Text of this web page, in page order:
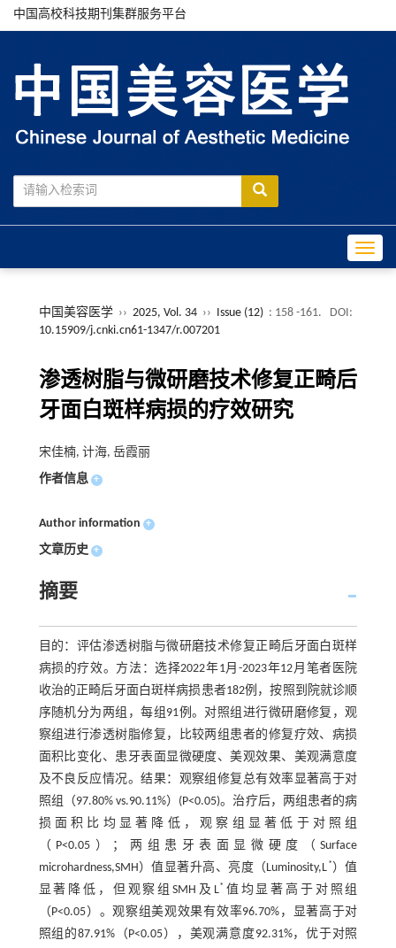
中国高校科技期刊集群服务平台
中国美容医学 ›› 2025, Vol. 34 ›› Issue (12) : 158 -161.
DOI:
10.15909/j.cnki.cn61-1347/r.007201
渗透树脂与微研磨技术修复正畸后
牙面白斑样病损的疗效研究
宋佳楠, 计海, 岳霞丽
作者信息 +
Author information +
文章历史 +
摘要
目的：评估渗透树脂与微研磨技术修复正畸后牙面白斑样
病损的疗效。方法：选择2022年1月-2023年12月笔者医院
收治的正畸后牙面白斑样病损患者182例，按照到院就诊顺
序随机分为两组，每组91例。对照组进行微研磨修复，观
察组进行渗透树脂修复，比较两组患者的修复疗效、病损
面积比变化、患牙表面显微硬度、美观效果、美观满意度
及不良反应情况。结果：观察组修复总有效率显著高于对
照组（97.80% vs.90.11%）(P<0.05)。治疗后，两组患者的病
损面积比均显著降低，观察组显著低于对照组
（P<0.05）；两组患牙表面显微硬度（Surface
microhardness,SMH）值显著升高、亮度（Luminosity,L*）值
显著降低，但观察组SMH及L* 值均显著高于对照组
（P<0.05）。观察组美观效果有效率96.70%，显著高于对
照组的87.91%（P<0.05），美观满意度92.31%，优于对照